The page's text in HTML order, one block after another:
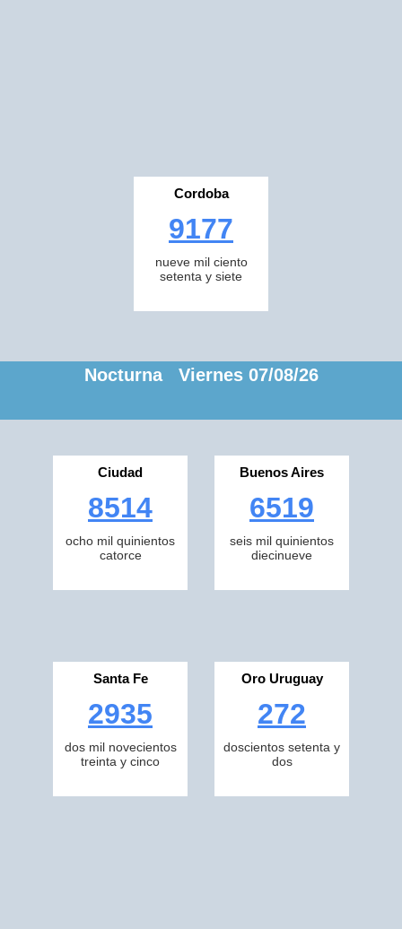
Cordoba
9177
nueve mil ciento
setenta y siete
Nocturna Viernes 07/08/26
Ciudad
8514
ocho mil quinientos
catorce
Buenos Aires
6519
seis mil quinientos
diecinueve
Santa Fe
2935
dos mil novecientos
treinta y cinco
Oro Uruguay
272
doscientos setenta y
dos